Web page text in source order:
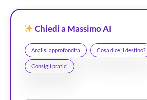
Chiedi a Massimo AI
Analisi approfondita Cosa dice il destino?
Consigli pratici